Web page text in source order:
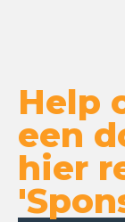
Help
een
hier